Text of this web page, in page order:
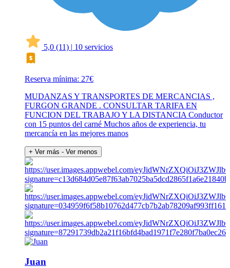
5,0 (11) | 10 servicios
Reserva mínima: 27€
MUDANZAS Y TRANSPORTES DE MERCANCIAS ,
FURGON GRANDE . CONSULTAR TARIFA EN
FUNCION DEL TRABAJO Y LA DISTANCIA Conductor
con 15 puntos del carné Muchos años de experiencia, tu
mercancía en las mejores manos
+ Ver más - Ver menos
Juan